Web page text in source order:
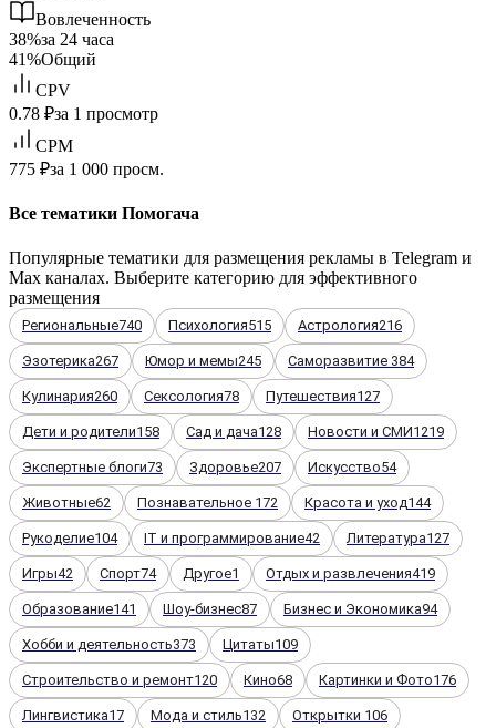
Вовлеченность
38%за 24 часа
41%Общий
CPV
0.78 ₽за 1 просмотр
CPM
775 ₽за 1 000 просм.
Все тематики Помогача
Популярные тематики для размещения рекламы в Telegram и
Max каналах. Выберите категорию для эффективного
размещения
Региональные740 Психология515 Астрология216
Эзотерика267 Юмор и мемы245 Саморазвитие 384
Кулинария260 Сексология78 Путешествия127
Дети и родители158 Сад и дача128 Новости и СМИ1219
Экспертные блоги73 Здоровье207 Искусство54
Животные62 Познавательное 172 Красота и уход144
Рукоделие104 IT и программирование42 Литература127
Игры42 Спорт74 Другое1 Отдых и развлечения419
Образование141 Шоу-бизнес87 Бизнес и Экономика94
Хобби и деятельность373 Цитаты109
Строительство и ремонт120 Кино68 Картинки и Фото176
Лингвистика17 Мода и стиль132 Открытки 106